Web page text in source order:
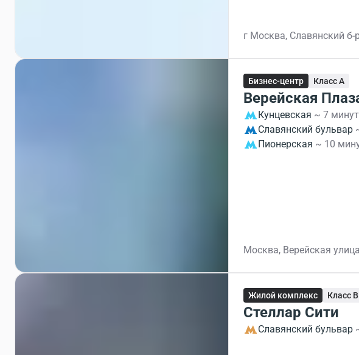
г Москва, Славянский б-
Бизнес-центр Класс A
Верейская
Кунцевская ~ 7 минут
Славянский бульвар
Пионерская ~ 10
Москва, Верейская
Жилой комплекс Класс B
Стеллар Сити
Славянский бульвар